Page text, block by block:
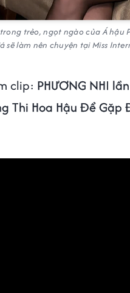
trẻo, ngọt ngào của Á hậu
sẽ làm nên chuyện tại Miss
clip: PHƯƠNG NHI
Thi Hoa Hậu Để Gặp